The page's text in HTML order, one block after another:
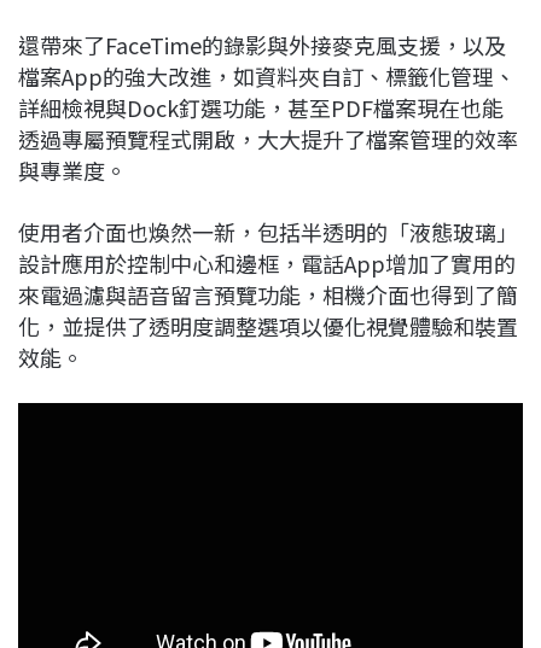
還帶來了FaceTime的錄影與外接麥克風支援 ，以及
檔案App的強大改進，如資料夾自訂、標籤化管理 、
詳細檢視與Dock釘選功能，甚至PDF檔案現在也能
透過專屬預覽程式開啟，大大提升了檔案管理的效率
與專業度 。
使用者介面也煥然一新，包括半透明的「液態玻璃」
設計應用於控制中心和邊框，電話App增加了實用的
來電過濾與語音留言預覽功能，相機介面也得到了簡
化，並提供了透明度調整選項以優化視覺體驗和裝置
效能。